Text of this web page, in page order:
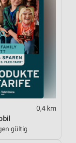
0,4 km
gültig